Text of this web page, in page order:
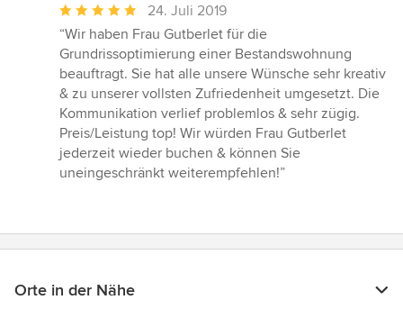
Durchschnittliche
Bewertung:
5
von
5
Sternen
24. Juli 2019
“Wir haben Frau Gutberlet für die
Grundrissoptimierung einer Bestandswohnung
beauftragt. Sie hat alle unsere Wünsche sehr kreativ
& zu unserer vollsten Zufriedenheit umgesetzt. Die
Kommunikation verlief problemlos & sehr zügig.
Preis/Leistung top! Wir würden Frau Gutberlet
jederzeit wieder buchen & können Sie
uneingeschränkt weiterempfehlen!”
Orte in der Nähe